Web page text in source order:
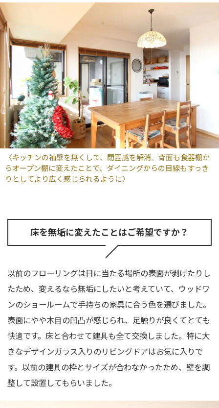
〈キッチンの袖壁を無くして、閉塞感を解消。背面も食器棚か
らオープン棚に変えたことで、ダイニングからの目線もすっき
りとしてより広く感じられるように〉
床を無垢に変えたことはご希望ですか？
以前のフローリングは日に当たる場所の表面が剥げたりし
たため、変えるなら無垢にしたいと考えていて、ウッドワ
ンのショールームで手持ちの家具に合う色を選びました。
表面にやや木目の凹凸が感じられ、足触りが良くてとても
快適です。床と合わせて建具も全て交換しました。特に大
きなデザインガラス入りのリビングドアはお気に入りで
す。以前の建具の枠とサイズが合わなかったため、壁を調
整して設置してもらいました。